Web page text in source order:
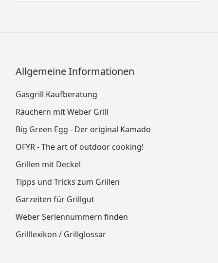
Allgemeine Informationen
Gasgrill Kaufberatung
Räuchern mit Weber Grill
Big Green Egg - Der original Kamado
OFYR - The art of outdoor cooking!
Grillen mit Deckel
Tipps und Tricks zum Grillen
Garzeiten für Grillgut
Weber Seriennummern finden
Grilllexikon / Grillglossar